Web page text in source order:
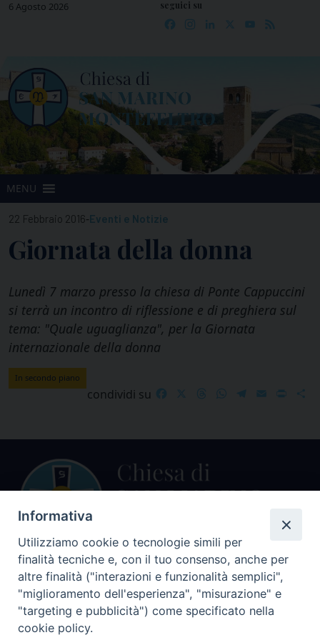
Skip6 Agosto 2026 seguici su
Facebook
Instagram
LinkedIn YouTube
MENU
22 Febbraio 2016-Eventi e Notizie
Giornata della donna
Lunedì 7 marzo presso la chiesa di Ponte Cappuccini
si terrà un incontro di riflessione e di preghiera sul
tema: "Quale uguaglianza", per la Giornata
internazionale della donna
In secondo piano
condividi su FacebookThreadsWhatsApp
Telegram
EmailPrint
Centralino Curia Vescovile
0541 913711
Indirizzo
Informativa
Utilizziamo cookie o tecnologie simili per
finalità tecniche e, con il tuo consenso, anche per
altre finalità ("interazioni e funzionalità semplici",
"miglioramento dell'esperienza", "misurazione" e
"targeting e pubblicità") come specificato nella
cookie policy.